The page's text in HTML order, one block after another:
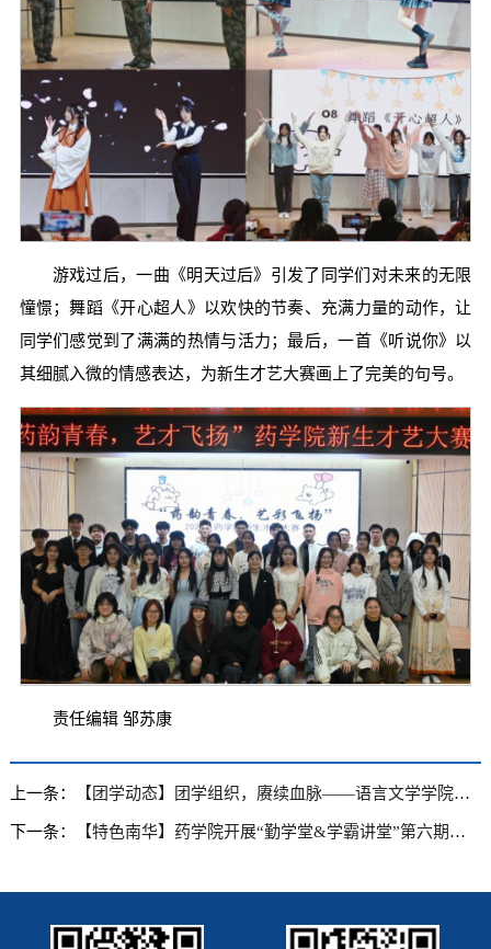
游戏过后，一曲《明天过后》引发了同学们对未来的无限
憧憬；舞蹈《开心超人》以欢快的节奏、充满力量的动作，让
同学们感觉到了满满的热情与活力；最后，一首《听说你》以
其细腻入微的情感表达，为新生才艺大赛画上了完美的句号。
责任编辑 邹苏康
上一条： 【团学动态】团学组织，赓续血脉——语言文学学院召开24级班长团支书会议
下一条： 【特色南华】药学院开展“勤学堂&学霸讲堂”第六期学习经验交流会